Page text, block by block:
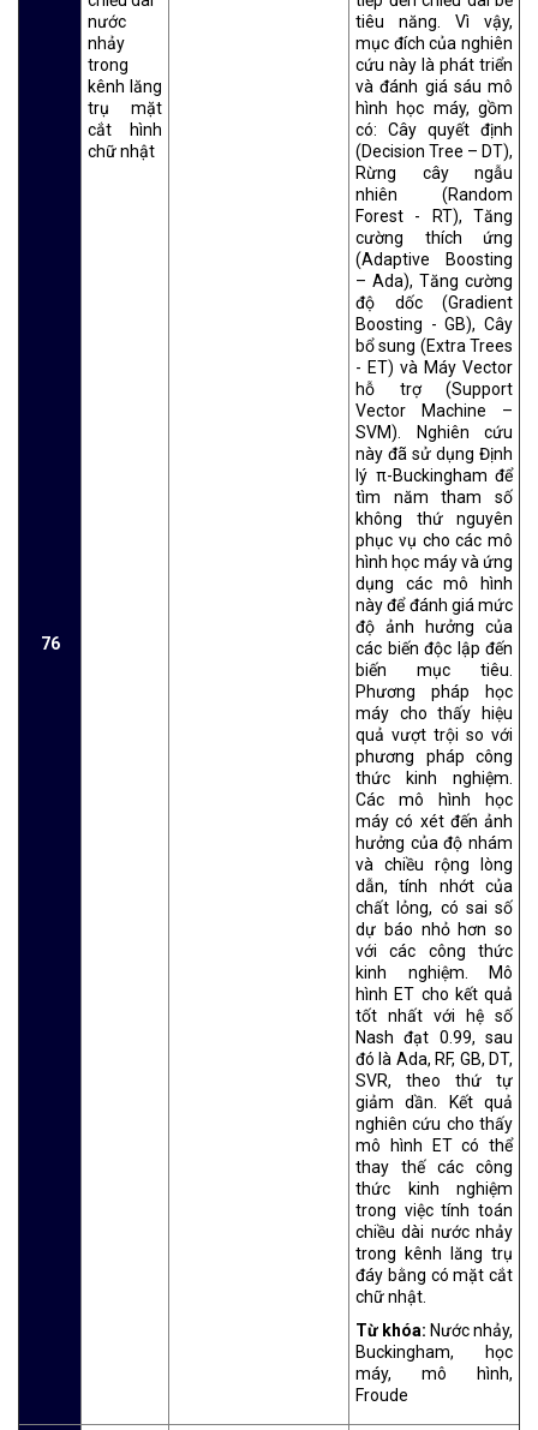
76
nước
nhảy
trong
kênh lăng
trụ mặt
cắt hình
chữ nhật
tiêu năng. Vì vậy,
mục đích của nghiên
cứu này là phát triển
và đánh giá sáu mô
hình học máy, gồm
có: Cây quyết định
(Decision Tree – DT),
Rừng cây ngẫu
nhiên (Random
Forest - RT), Tăng
cường thích ứng
(Adaptive Boosting
– Ada), Tăng cường
độ dốc (Gradient
Boosting - GB), Cây
bổ sung (Extra Trees
- ET) và Máy Vector
hỗ trợ (Support
Vector Machine –
SVM). Nghiên cứu
này đã sử dụng Định
lý π-Buckingham để
tìm năm tham số
không thứ nguyên
phục vụ cho các mô
hình học máy và ứng
dụng các mô hình
này để đánh giá mức
độ ảnh hưởng của
các biến độc lập đến
biến mục tiêu.
Phương pháp học
máy cho thấy hiệu
quả vượt trội so với
phương pháp công
thức kinh nghiệm.
Các mô hình học
máy có xét đến ảnh
hưởng của độ nhám
và chiều rộng lòng
dẫn, tính nhớt của
chất lỏng, có sai số
dự báo nhỏ hơn so
với các công thức
kinh nghiệm. Mô
hình ET cho kết quả
tốt nhất với hệ số
Nash đạt 0.99, sau
đó là Ada, RF, GB, DT,
SVR, theo thứ tự
giảm dần. Kết quả
nghiên cứu cho thấy
mô hình ET có thể
thay thế các công
thức kinh nghiệm
trong việc tính toán
chiều dài nước nhảy
trong kênh lăng trụ
đáy bằng có mặt cắt
chữ nhật.
Từ khóa: Nước nhảy,
Buckingham, học
máy, mô hình,
Froude